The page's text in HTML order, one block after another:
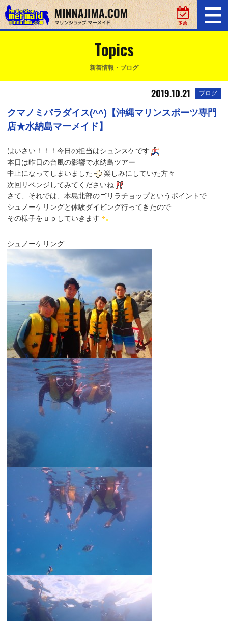
Topics
新着情報・ブログ
2019.10.21 ブログ
クマノミパラダイス(^^)【沖縄マリンスポーツ専門
店★水納島マーメイド】
はいさい！！！今日の担当はシュンスケです
本日は昨日の台風の影響で水納島ツアー
中止になってしまいました
楽しみにしていた方々
次回リベンジしてみてくださいね
さて、それでは、本島北部のゴリラチョップというポイントで
シュノーケリングと体験ダイビング行ってきたので
その様子をｕｐしていきます
シュノーケリング